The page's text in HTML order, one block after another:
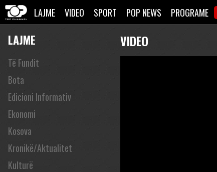
LAJME VIDEO SPORT POP NEWS PROGRAME
LAJME
Të Fundit
Bota
Edicioni Informativ
Ekonomi
Kosova
Kronikë/Aktualitet
Kulturë
VIDEO